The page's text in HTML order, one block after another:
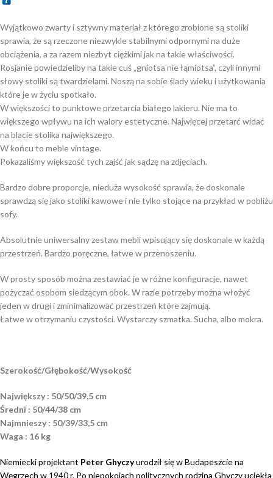
Wyjątkowo zwarty i sztywny materiał z którego zrobione są stoliki
sprawia, że są rzeczone niezwykle stabilnymi odpornymi na duże
obciążenia, a za razem niezbyt ciężkimi jak na takie właściwości.
Rosjanie powiedzieliby na takie cuś „gniotsa nie łąmiotsa”, czyli innymi
słowy stoliki są twardzielami. Noszą na sobie ślady wieku i użytkowania
które je w życiu spotkało.
W większości to punktowe przetarcia białego lakieru. Nie ma to
większego wpływu na ich walory estetyczne. Najwięcej przetarć widać
na blacie stolika największego.
W końcu to meble vintage.
Pokazaliśmy większość tych zajść jak sądzę na zdjęciach.
Bardzo dobre proporcje, nieduża wysokość sprawia, że doskonale
sprawdzą się jako stoliki kawowe i nie tylko stojące na przykład w pobliżu
sofy.
Absolutnie uniwersalny zestaw mebli wpisujący się doskonale w każdą
przestrzeń. Bardzo poręczne, łatwe w przenoszeniu.
W prosty sposób można zestawiać je w różne konfiguracje, nawet
pożyczać osobom siedzącym obok. W razie potrzeby można włożyć
jeden w drugi i zminimalizować przestrzeń które zajmują.
Łatwe w otrzymaniu czystości. Wystarczy szmatka. Sucha, albo mokra.
Szerokość/Głębokość/Wysokość
Największy : 50/50/39,5 cm
Średni : 50/44/38 cm
Najmnieszy : 50/39/33,5 cm
Waga : 16 kg
Niemiecki projektant Peter Ghyczyurodził się w Budapeszcie na
Węgrzech w 1940 r. Po niepokojach politycznych rodzina Ghyczy uciekła